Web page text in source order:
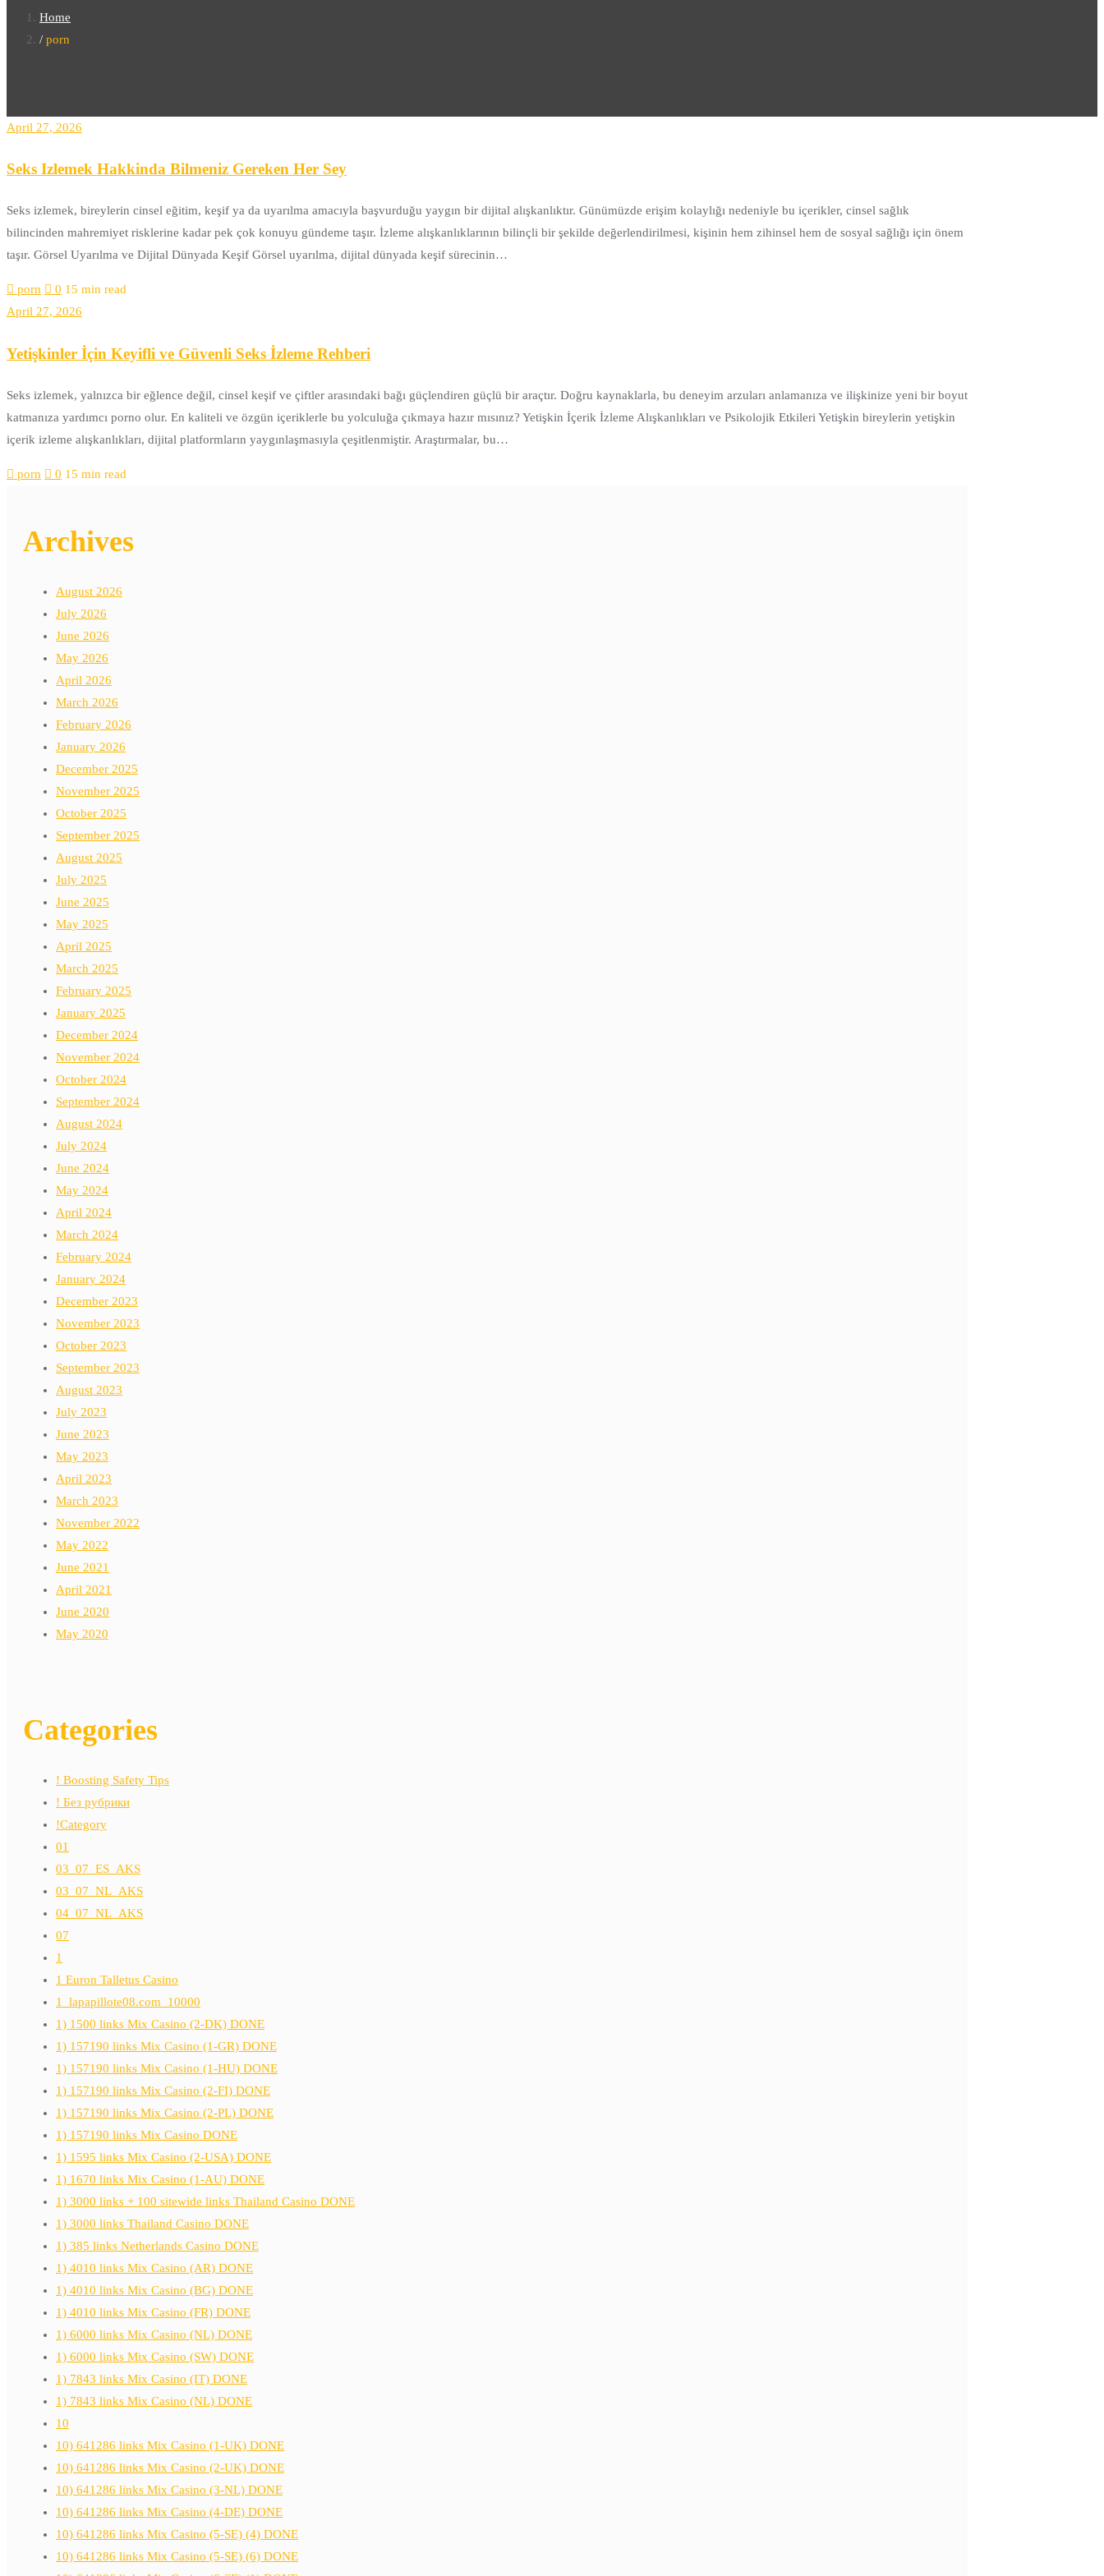
Home
porn
April 27, 2026
Seks Izlemek Hakkinda Bilmeniz Gereken Her Sey
Seks izlemek, bireylerin cinsel eğitim, keşif ya da uyarılma amacıyla başvurduğu yaygın bir dijital alışkanlıktır. Günümüzde erişim kolaylığı nedeniyle bu içerikler, cinsel sağlık
bilincinden mahremiyet risklerine kadar pek çok konuyu gündeme taşır. İzleme alışkanlıklarının bilinçli bir şekilde değerlendirilmesi, kişinin hem zihinsel hem de sosyal sağlığı için önem
taşır. Görsel Uyarılma ve Dijital Dünyada Keşif Görsel uyarılma, dijital dünyada keşif sürecinin…
porn 0 15 min read
April 27, 2026
Yetişkinler İçin Keyifli ve Güvenli Seks İzleme Rehberi
Seks izlemek, yalnızca bir eğlence değil, cinsel keşif ve çiftler arasındaki bağı güçlendiren güçlü bir araçtır. Doğru kaynaklarla, bu deneyim arzuları anlamanıza ve ilişkinize yeni bir boyut
katmanıza yardımcı porno olur. En kaliteli ve özgün içeriklerle bu yolculuğa çıkmaya hazır mısınız? Yetişkin İçerik İzleme Alışkanlıkları ve Psikolojik Etkileri Yetişkin bireylerin yetişkin
içerik izleme alışkanlıkları, dijital platformların yaygınlaşmasıyla çeşitlenmiştir. Araştırmalar, bu…
porn 0 15 min read
Archives
August 2026
July 2026
June 2026
May 2026
April 2026
March 2026
February 2026
January 2026
December 2025
November 2025
October 2025
September 2025
August 2025
July 2025
June 2025
May 2025
April 2025
March 2025
February 2025
January 2025
December 2024
November 2024
October 2024
September 2024
August 2024
July 2024
June 2024
May 2024
April 2024
March 2024
February 2024
January 2024
December 2023
November 2023
October 2023
September 2023
August 2023
July 2023
June 2023
May 2023
April 2023
March 2023
November 2022
May 2022
June 2021
April 2021
June 2020
May 2020
Categories
! Boosting Safety Tips
! Без рубрики
!Category
01
03_07_ES_AKS
03_07_NL_AKS
04_07_NL_AKS
07
1
1 Euron Talletus Casino
1_lapapillote08.com_10000
1) 1500 links Mix Casino (2-DK) DONE
1) 157190 links Mix Casino (1-GR) DONE
1) 157190 links Mix Casino (1-HU) DONE
1) 157190 links Mix Casino (2-FI) DONE
1) 157190 links Mix Casino (2-PL) DONE
1) 157190 links Mix Casino DONE
1) 1595 links Mix Casino (2-USA) DONE
1) 1670 links Mix Casino (1-AU) DONE
1) 3000 links + 100 sitewide links Thailand Casino DONE
1) 3000 links Thailand Casino DONE
1) 385 links Netherlands Casino DONE
1) 4010 links Mix Casino (AR) DONE
1) 4010 links Mix Casino (BG) DONE
1) 4010 links Mix Casino (FR) DONE
1) 6000 links Mix Casino (NL) DONE
1) 6000 links Mix Casino (SW) DONE
1) 7843 links Mix Casino (IT) DONE
1) 7843 links Mix Casino (NL) DONE
10
10) 641286 links Mix Casino (1-UK) DONE
10) 641286 links Mix Casino (2-UK) DONE
10) 641286 links Mix Casino (3-NL) DONE
10) 641286 links Mix Casino (4-DE) DONE
10) 641286 links Mix Casino (5-SE) (4) DONE
10) 641286 links Mix Casino (5-SE) (6) DONE